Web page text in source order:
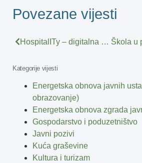
Povezane vijesti
HospitalITy – digitalna poveznica za dostupnije zdravstvo
Kategorije vijesti
Energetska obnova javnih
obrazovanje)
Energetska obnova zgrada
Gospodarstvo i poduzetništvo
Javni pozivi
Kuća graševine
Kultura i turizam